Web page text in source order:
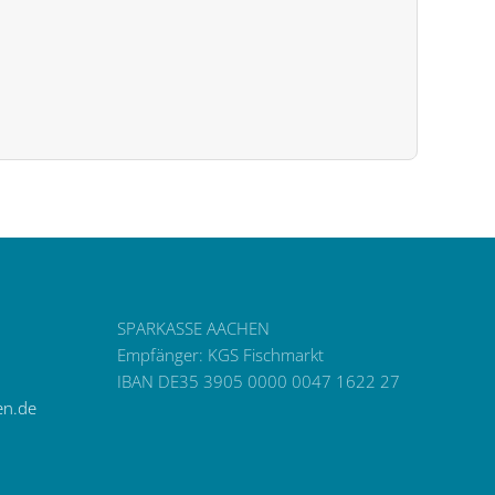
SPARKASSE AACHEN
Empfänger: KGS Fischmarkt
IBAN DE35 3905 0000 0047 1622 27